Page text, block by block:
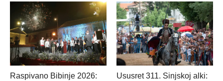
Raspivano Bibinje 2026:
Ususret 311. Sinjskoj alki: